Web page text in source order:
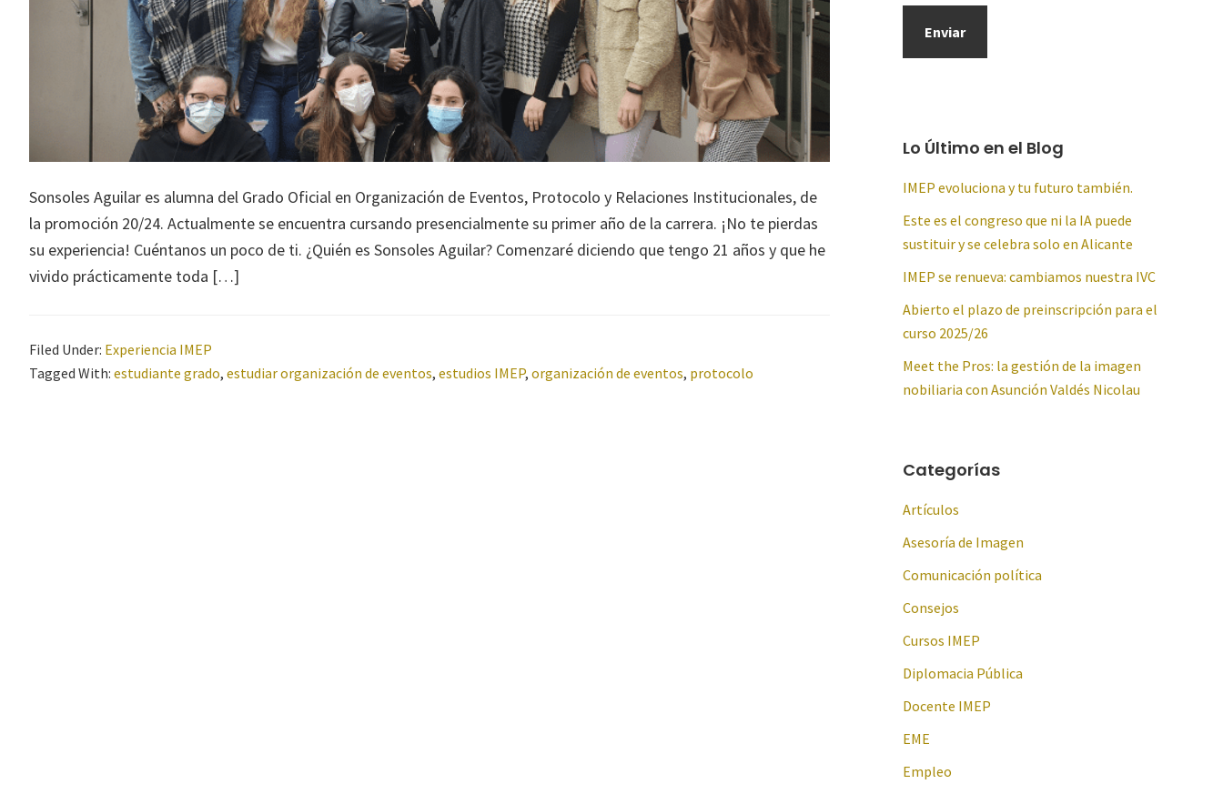
Sonsoles Aguilar es alumna del Grado Oficial en Organización de Eventos, Protocolo y Relaciones Institucionales, de
la promoción 20/24. Actualmente se encuentra cursando presencialmente su primer año de la carrera. ¡No te pierdas
su experiencia! Cuéntanos un poco de ti. ¿Quién es Sonsoles Aguilar? Comenzaré diciendo que tengo 21 años y que he
vivido prácticamente toda […]
Filed Under: Experiencia IMEP
Tagged With: estudiante grado, estudiar organización de eventos, estudios IMEP, organización de eventos, protocolo
Lo Último en el Blog
IMEP evoluciona y tu futuro también.
Este es el congreso que ni la IA puede
sustituir y se celebra solo en Alicante
IMEP se renueva: cambiamos nuestra IVC
Abierto el plazo de preinscripción para el
curso 2025/26
Meet the Pros: la gestión de la imagen
nobiliaria con Asunción Valdés Nicolau
Categorías
Artículos
Asesoría de Imagen
Comunicación política
Consejos
Cursos IMEP
Diplomacia Pública
Docente IMEP
EME
Empleo